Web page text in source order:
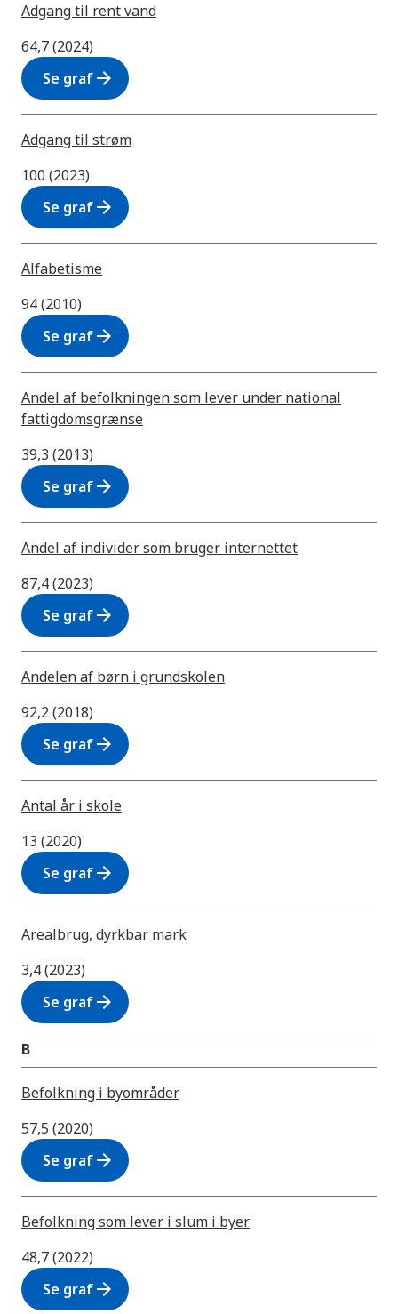
Adgang til rent vand
64,7 (2024)
Se grafarrow_forward
Adgang til strøm
100 (2023)
Se grafarrow_forward
Alfabetisme
94 (2010)
Se grafarrow_forward
Andel af befolkningen som lever under national
fattigdomsgrænse
39,3 (2013)
Se grafarrow_forward
Andel af individer som bruger internettet
87,4 (2023)
Se grafarrow_forward
Andelen af børn i grundskolen
92,2 (2018)
Se grafarrow_forward
Antal år i skole
13 (2020)
Se grafarrow_forward
Arealbrug, dyrkbar mark
3,4 (2023)
Se grafarrow_forward
B
Befolkning i byområder
57,5 (2020)
Se grafarrow_forward
Befolkning som lever i slum i byer
48,7 (2022)
Se grafarrow_forward